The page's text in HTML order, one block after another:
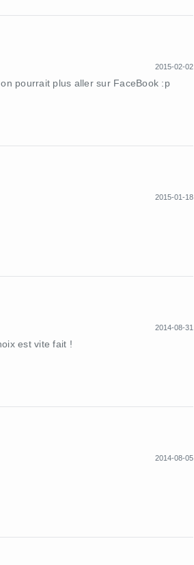
2015-02-02
pourrait plus aller sur FaceBook :p
2015-01-18
2014-08-31
est vite fait !
2014-08-05